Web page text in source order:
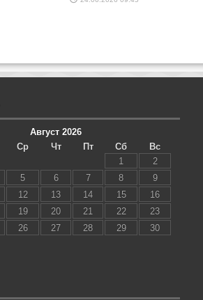
Август 2026
Ср Чт Пт Сб
Вс
1
2
5 6 7 8
9
12 13 14 15
16
19 20 21 22
23
26 27 28 29
30